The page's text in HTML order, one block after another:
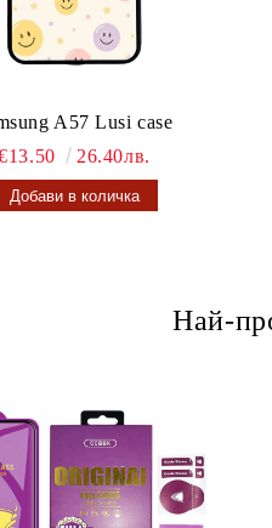
A57 Lusi case
26.40лв.
Най-